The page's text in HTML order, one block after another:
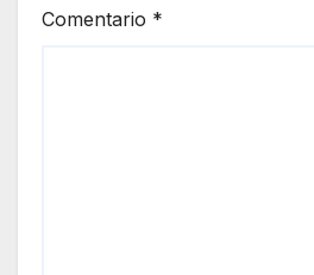
Comentario *